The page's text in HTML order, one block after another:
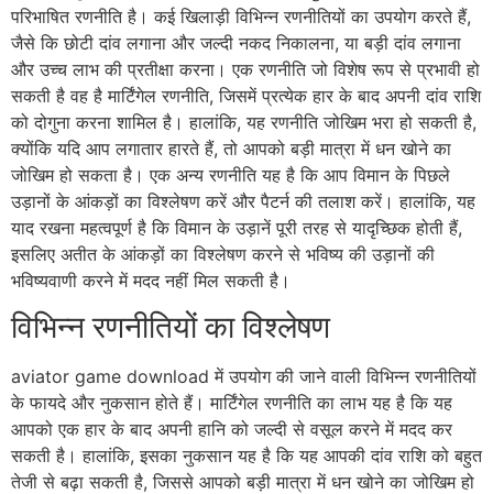
परिभाषित रणनीति है। कई खिलाड़ी विभिन्न रणनीतियों का उपयोग करते हैं,
जैसे कि छोटी दांव लगाना और जल्दी नकद निकालना, या बड़ी दांव लगाना
और उच्च लाभ की प्रतीक्षा करना। एक रणनीति जो विशेष रूप से प्रभावी हो
सकती है वह है मार्टिंगेल रणनीति, जिसमें प्रत्येक हार के बाद अपनी दांव राशि
को दोगुना करना शामिल है। हालांकि, यह रणनीति जोखिम भरा हो सकती है,
क्योंकि यदि आप लगातार हारते हैं, तो आपको बड़ी मात्रा में धन खोने का
जोखिम हो सकता है। एक अन्य रणनीति यह है कि आप विमान के पिछले
उड़ानों के आंकड़ों का विश्लेषण करें और पैटर्न की तलाश करें। हालांकि, यह
याद रखना महत्वपूर्ण है कि विमान के उड़ानें पूरी तरह से यादृच्छिक होती हैं,
इसलिए अतीत के आंकड़ों का विश्लेषण करने से भविष्य की उड़ानों की
भविष्यवाणी करने में मदद नहीं मिल सकती है।
विभिन्न रणनीतियों का विश्लेषण
aviator game download में उपयोग की जाने वाली विभिन्न रणनीतियों
के फायदे और नुकसान होते हैं। मार्टिंगेल रणनीति का लाभ यह है कि यह
आपको एक हार के बाद अपनी हानि को जल्दी से वसूल करने में मदद कर
सकती है। हालांकि, इसका नुकसान यह है कि यह आपकी दांव राशि को बहुत
तेजी से बढ़ा सकती है, जिससे आपको बड़ी मात्रा में धन खोने का जोखिम हो